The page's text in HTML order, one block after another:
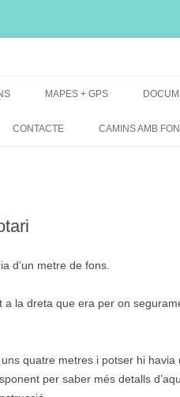
MAPES + GPS
MAPES EXCURSIONS
CONTACTE CAMINS AMB
d’un metre de fons.
la dreta que era per on
quatre metres i potser hi havia
per saber més detalls